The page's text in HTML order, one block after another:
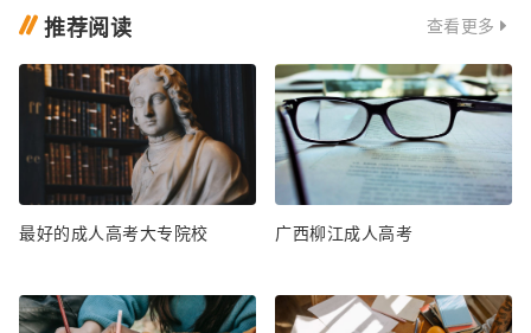
推荐阅读 查看更多
最好的成人高考大专院校 广西柳江成人高考